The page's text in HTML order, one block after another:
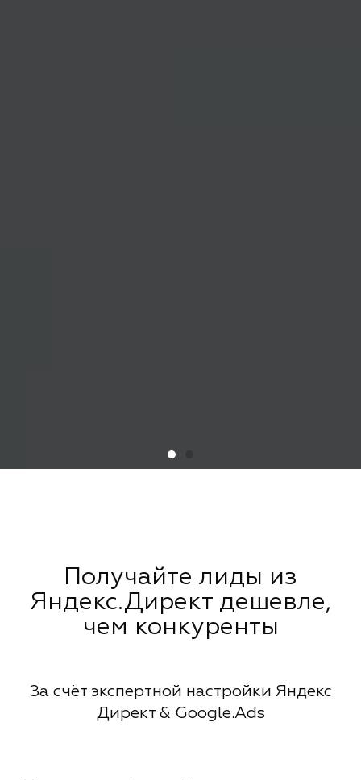
Получайте лиды из
Яндекс.Директ дешевле,
чем конкуренты
За счёт экспертной настройки Яндекс
Директ & Google.Ads